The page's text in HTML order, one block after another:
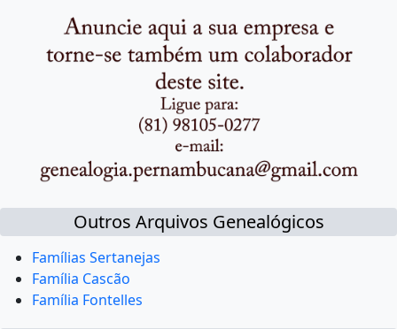
Outros Arquivos Genealógicos
Famílias Sertanejas
Família Cascão
Família Fontelles